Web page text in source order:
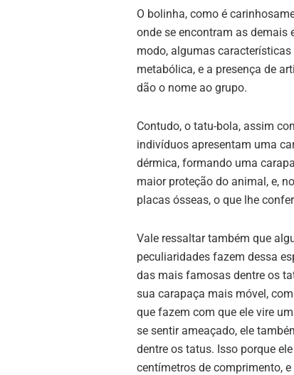
O bolinha, como é
onde se encontram as demais
modo, algumas
metabólica, e a presença de
dão o nome ao grupo.
Contudo, o tatu-bola, assim
indivíduos apresentam uma
dérmica, formando uma
maior proteção do animal, e,
placas ósseas, o que lhe
Vale ressaltar também que
peculiaridades fazem dessa
das mais famosas dentre os
sua carapaça mais móvel,
que fazem com que ele vire
se sentir ameaçado, ele
dentre os tatus. Isso porque
centímetros de comprimento, e